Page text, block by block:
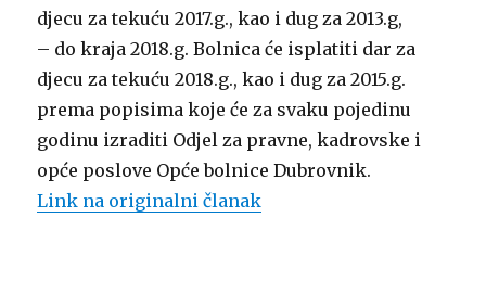
djecu za tekuću 2017.g., kao i dug za 2013.g,
– do kraja 2018.g. Bolnica će isplatiti dar za
djecu za tekuću 2018.g., kao i dug za 2015.g.
prema popisima koje će za svaku pojedinu
godinu izraditi Odjel za pravne, kadrovske i
opće poslove Opće bolnice Dubrovnik.
Link na originalni članak